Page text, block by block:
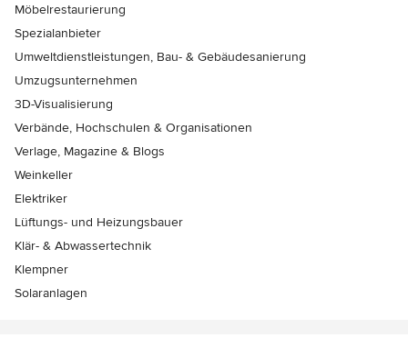
Möbelrestaurierung
Spezialanbieter
Umweltdienstleistungen, Bau- & Gebäudesanierung
Umzugsunternehmen
3D-Visualisierung
Verbände, Hochschulen & Organisationen
Verlage, Magazine & Blogs
Weinkeller
Elektriker
Lüftungs- und Heizungsbauer
Klär- & Abwassertechnik
Klempner
Solaranlagen